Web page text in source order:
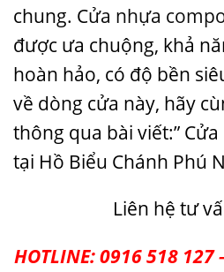
chung. Cửa nhựa
được ưa chuộng, khả
hoàn hảo, có độ bền
về dòng cửa này, hãy
thông qua bài viết:”
tại Hồ Biểu Chánh Phú
Liên hệ tư
HOTLINE: 0916 518 127